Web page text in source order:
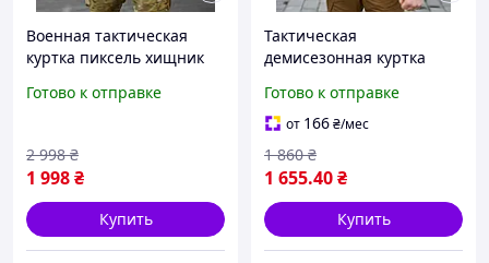
Военная тактическая
куртка пиксель хищник
Армейская
пиксель о tdprbl
Готово к отправке
1 998₴
2 998 ₴
Купить
Тактическая
демисезонная куртка
мужская военная куртка
софтшел, ветрозащитная
весенняя куртка с
капюшоном
Готово к отправке
от 166₴/мес
1 655.40₴
1 860 ₴
Купить